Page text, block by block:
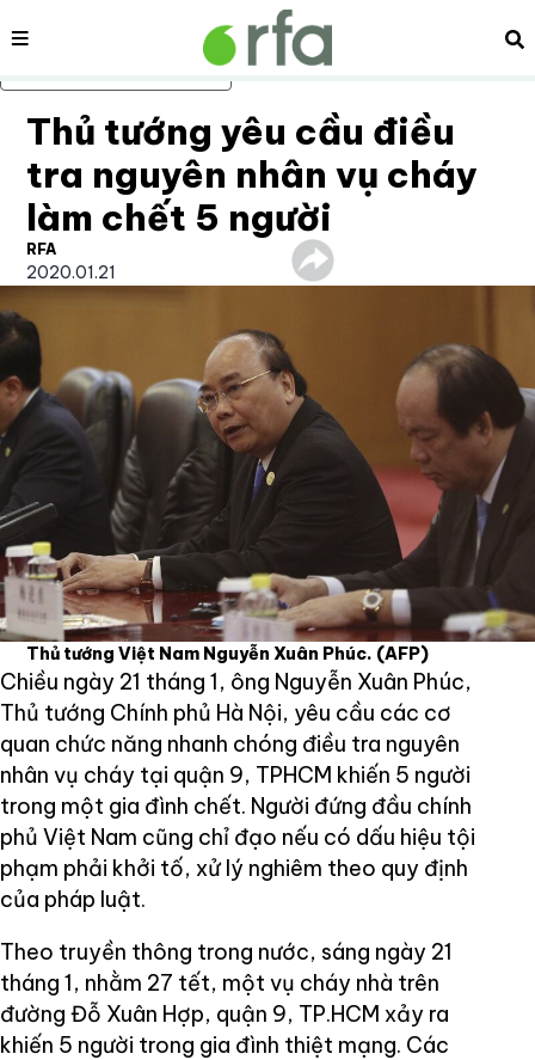
Bỏ qua nội dung chính
Nội dung
Thủ tướng yêu cầu điều
tra nguyên nhân vụ cháy
làm chết 5 người
RFA
2020.01.21
Thủ tướng Việt Nam Nguyễn Xuân Phúc. (AFP)
Chiều ngày 21 tháng 1, ông Nguyễn Xuân Phúc,
Thủ tướng Chính phủ Hà Nội, yêu cầu các cơ
quan chức năng nhanh chóng điều tra nguyên
nhân vụ cháy tại quận 9, TPHCM khiến 5 người
trong một gia đình chết. Người đứng đầu chính
phủ Việt Nam cũng chỉ đạo nếu có dấu hiệu tội
phạm phải khởi tố, xử lý nghiêm theo quy định
của pháp luật.
Theo truyền thông trong nước, sáng ngày 21
tháng 1, nhằm 27 tết, một vụ cháy nhà trên
đường Đỗ Xuân Hợp, quận 9, TP.HCM xảy ra
khiến 5 người trong gia đình thiệt mạng. Các